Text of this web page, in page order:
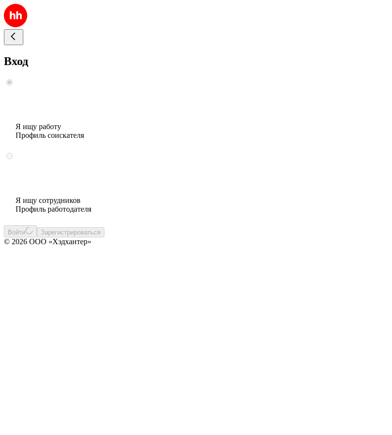
Вход
Я ищу работу
Профиль соискателя
Я ищу сотрудников
Профиль работодателя
Войти Зарегистрироваться
© 2026 ООО «Хэдхантер»